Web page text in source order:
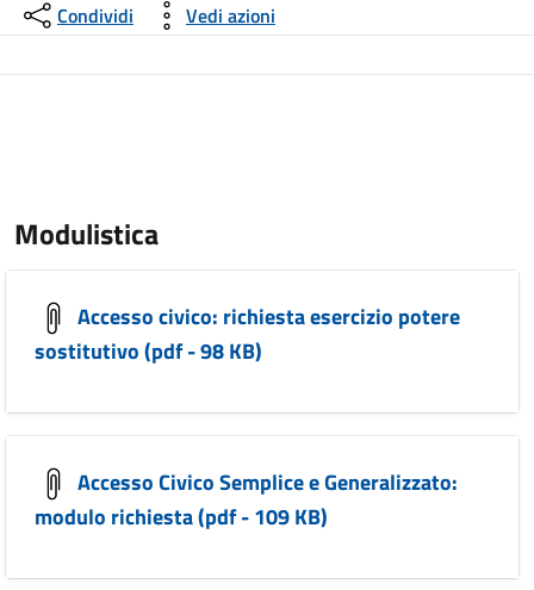
Condividi Vedi azioni
Modulistica
Accesso civico: richiesta esercizio potere
sostitutivo (pdf - 98 KB)
Accesso Civico Semplice e Generalizzato:
modulo richiesta (pdf - 109 KB)